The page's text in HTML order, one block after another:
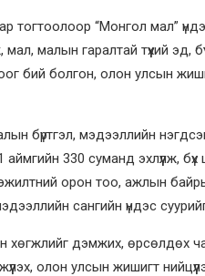
тогтоолоор “Монгол мал”
малын гаралтай түүхий эд,
бий болгон, олон улсын
бүртгэл, мэдээллийн
330 суманд эхлүүлж,
орон тоо, ажлын
сангийн үндэс
хөгжлийг дэмжих,
олон улсын жишигт